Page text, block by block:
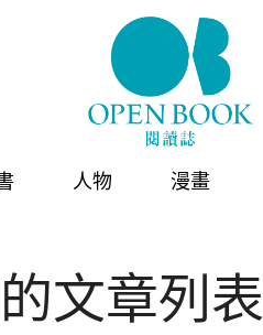
人物 漫畫
文章列表